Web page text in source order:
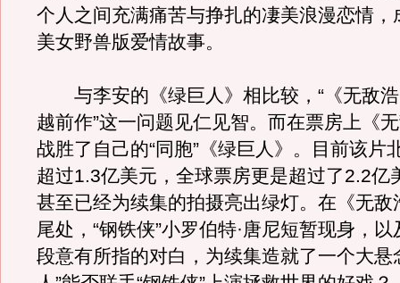
个人之间充满痛苦与挣扎的凄美浪漫恋情，
美女野兽版爱情故事。
与李安的《绿巨人》相比较，“《无敌浩
越前作”这一问题见仁见智。而在票房上《
战胜了自己的“同胞”《绿巨人》。目前该片
超过1.3亿美元，全球票房更是超过了2.2亿
甚至已经为续集的拍摄亮出绿灯。在《无敌
尾处，“钢铁侠”小罗伯特·唐尼短暂现身，
段意有所指的对白，为续集造就了一个大悬